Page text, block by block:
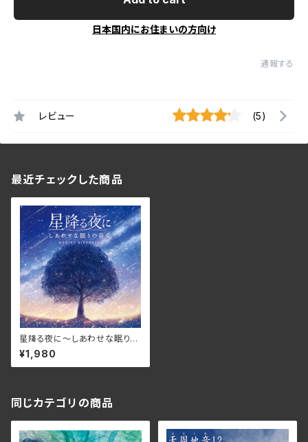
日本国内にお住まいの方向け
通報する
レビュー (5)
最近チェックした商品
星降る夜に～しあわせな眠りの
音楽/広橋真紀子 DLDH-192
6(仕様:CD)
¥1,980
同じカテゴリの商品